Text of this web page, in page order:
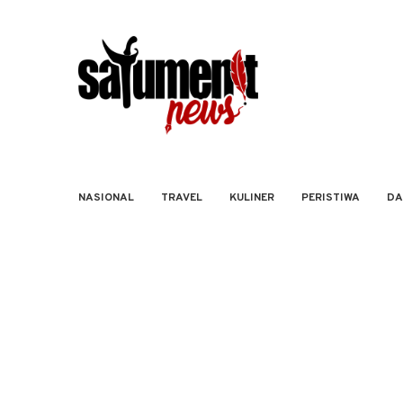
NASIONAL TRAVEL KULINER PERISTIWA